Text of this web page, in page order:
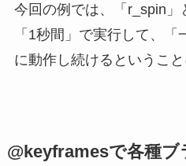
今回の例では、「r_spin」
「1秒間」で実行して、「
に動作し続けるということ
@keyframesで各種ブ